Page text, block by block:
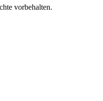
vorbehalten.